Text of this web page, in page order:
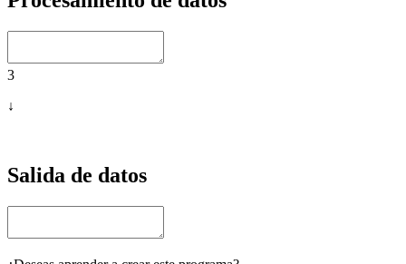
3
↓
Salida de datos